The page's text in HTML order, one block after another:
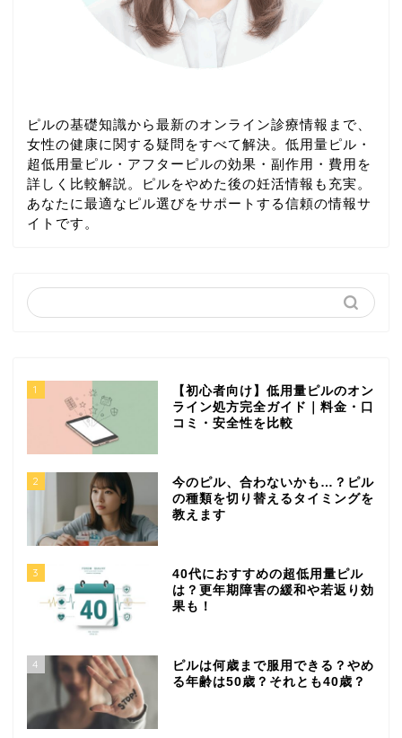
ピルの基礎知識から最新のオンライン診療情報まで、
女性の健康に関する疑問をすべて解決。低用量ピル・
超低用量ピル・アフターピルの効果・副作用・費用を
詳しく比較解説。ピルをやめた後の妊活情報も充実。
あなたに最適なピル選びをサポートする信頼の情報サ
イトです。
1
【初心者向け】低用量ピルのオン
ライン処方完全ガイド｜料金・口
コミ・安全性を比較
2
今のピル、合わないかも…？ピル
の種類を切り替えるタイミングを
教えます
3
40代におすすめの超低用量ピル
は？更年期障害の緩和や若返り効
果も！
4
ピルは何歳まで服用できる？やめ
る年齢は50歳？それとも40歳？